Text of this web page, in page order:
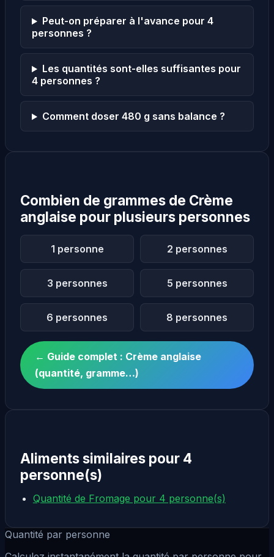
Peut-on préparer à l'avance pour 4
personnes ?
Les quantités sont-elles suffisantes pour
4 personnes ?
Comment doser 480 g sans balance ?
Combien de grammes de Crème
anglaise pour plusieurs personnes
1 personne 2 personnes
3 personnes 5 personnes
6 personnes 8 personnes
← Guide complet : Crème anglaise
(quantité, gramme…)
Aliments similaires pour 4
personne(s)
Quantité de Fromage pour 4 personne(s)
Quantité par personne